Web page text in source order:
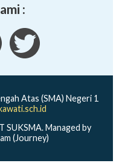
:
Atas (SMA) Negeri 1
SUKSMA. Managed by
(Journey)